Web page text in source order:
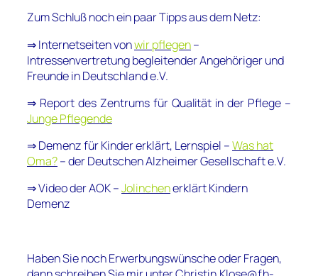
Zum Schluß noch ein paar Tipps aus dem Netz:
⇒ Internetseiten vonwir pflegen–
Intressenvertretung begleitender Angehöriger und
Freunde in Deutschland e.V.
⇒ Report des Zentrums für Qualität in der Pflege –
Junge Pflegende
⇒ Demenz für Kinder erklärt, Lernspiel –Was hat
Oma?– der Deutschen Alzheimer Gesellschaft e.V.
⇒ Video der AOK –Jolinchenerklärt Kindern
Demenz
Haben Sie noch Erwerbungswünsche oder Fragen,